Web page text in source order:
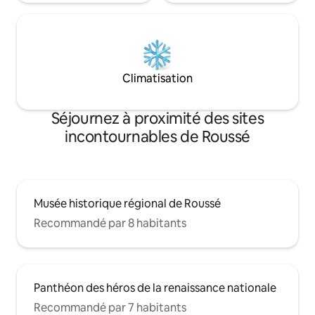
Climatisation
Séjournez à proximité des sites
incontournables de Roussé
Musée historique régional de Roussé
Recommandé par 8 habitants
Panthéon des héros de la renaissance nationale
Recommandé par 7 habitants